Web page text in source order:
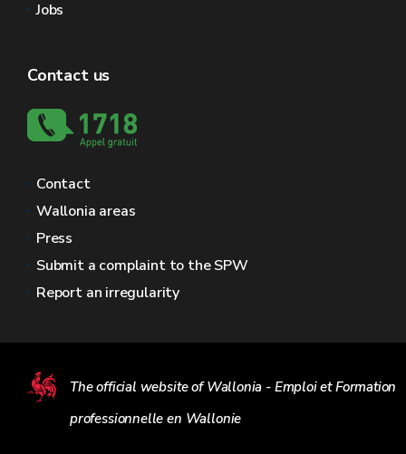
Jobs
Contact us
Contact
Wallonia areas
Press
Submit a complaint to the SPW
Report an irregularity
The official website of Wallonia - Emploi et Formation
professionnelle en Wallonie